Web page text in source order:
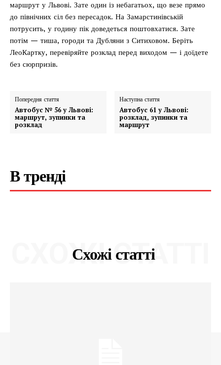
маршрут у Львові. Зате один із небагатьох, що везе прямо
до північних сіл без пересадок. На Замарстинівській
потрусить, у годину пік доведеться поштовхатися. Зате
потім — тиша, городи та Дубляни з Ситиховом. Беріть
ЛеоКартку, перевіряйте розклад перед виходом — і доїдете
без сюрпризів.
Попередня стаття
Автобус № 56 у Львові:
маршрут, зупинки та
розклад
Наступна стаття
Автобус 61 у Львові:
розклад, зупинки та
маршрут
В тренді
Схожі статті
СХОЖІ СТАТТІ